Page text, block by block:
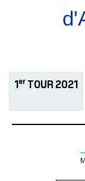
1er TOUR 2021